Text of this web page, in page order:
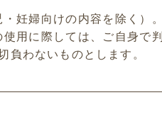
妊婦向けの内容を除く）。
用に際しては、ご自身で判
負わないものとします。